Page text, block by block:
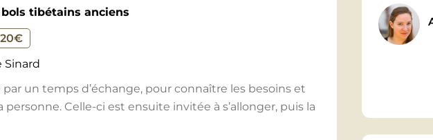
tibétains anciens
Sinard
un temps d’échange, pour connaître les besoins et
personne. Celle-ci est ensuite invitée à s’allonger, puis la
commence.